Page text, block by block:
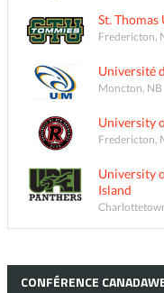
St.
Fredericton,
Université
Moncton, NB
University
Fredericton,
University
Island
CONFÉRENCE